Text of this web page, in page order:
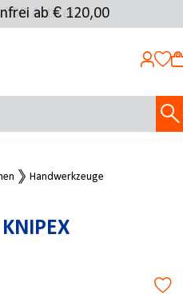
Artikel
ab € 120,00
Handwerkzeuge